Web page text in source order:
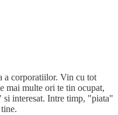
a corporatiilor. Vin cu tot
mai multe ori te tin ocupat,
interesat. Intre timp, "piata"